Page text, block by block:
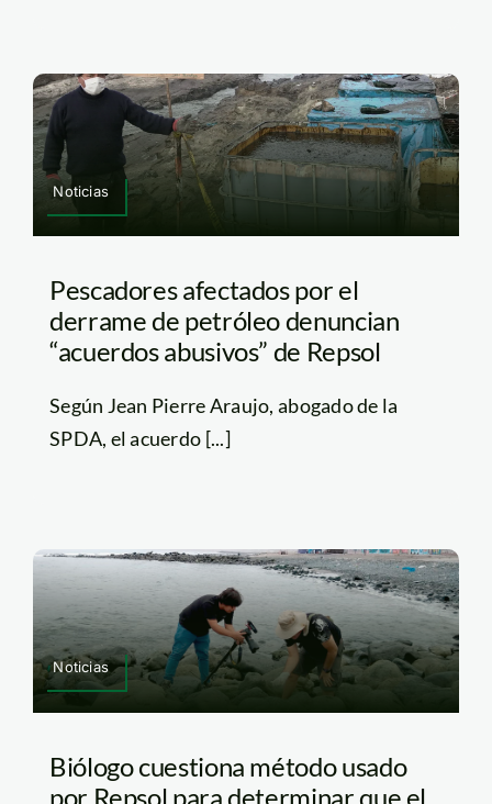
Noticias
Pescadores afectados por el
derrame de petróleo denuncian
“acuerdos abusivos” de Repsol
Según Jean Pierre Araujo, abogado de la
SPDA, el acuerdo [...]
Noticias
Biólogo cuestiona método usado
por Repsol para determinar que el